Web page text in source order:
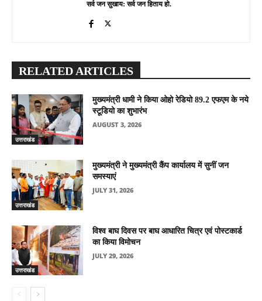
सर्व जन सुखाय: सर्व जन हिताय हो.
RELATED ARTICLES
उत्तराखंड
मुख्यमंत्री धामी ने किया ओहो रेडियो 89.2 एफएम के नये
स्टूडियो का शुभारंभ
AUGUST 3, 2026
उत्तराखंड
मुख्यमंत्री ने मुख्यमंत्री कैंप कार्यालय में सुनीं जन
समस्याएं
JULY 31, 2026
उत्तराखंड
विश्व बाघ दिवस पर बाघ आधारित चित्र एवं पोस्टकार्ड
का किया विमोचन
JULY 29, 2026